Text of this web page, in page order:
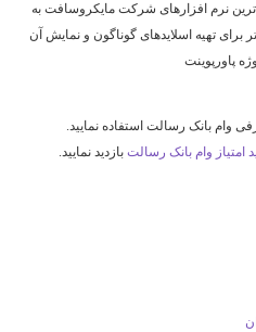
نرم افزارهای شرکت مایکروسافت به
تهیه اسلایدهای گوناگون و نمایش آن
پاورپوینت
وام بانک رسالت استفاده نمایید.
امتیاز وام بانک رسالتبازدید نمایید.